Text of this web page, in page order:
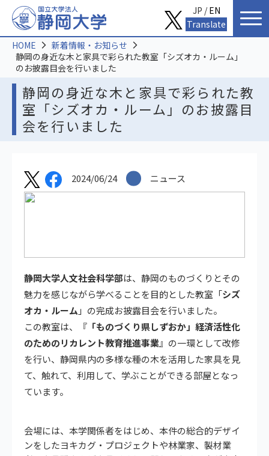
静岡の身近な木と家具で彩られた教
室「シズオカ・ルーム」のお披露目
会を行いました
HOME
新着情報・お知らせ
静岡の身近な木と家具で彩られた教室「シズオカ・ルーム」
のお披露目会を行いました
2024/06/24 ニュース
静岡大学人文社会科学部は、静岡のものづくりとその
魅力を感じながら学べることを目的とした教室「シズ
オカ・ルーム 」の完成お披露目会を行いました。
この教室は、『 「ものづくり県しずおか」経済活性化
のためのリカレント教育推進事業』の一環として改修
を行い、静岡県内の多様な種の木を活用した家具を見
て、触れて、利用して、学ぶことができる部屋となっ
ています。
会場には、本学関係者をはじめ、本件の総合的デザイ
ンをしたヨキカグ・プロジェクトや林業家、製材業
JP /EN
Translate